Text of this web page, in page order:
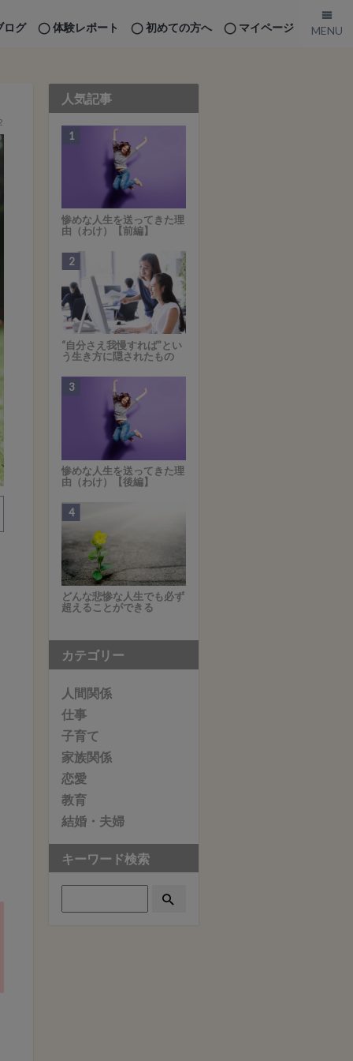
マイページ
初めての方へ
体験レポート
ログ
人気記事
惨めな人生を送ってきた理
由（わけ）【前編】
“自分さえ我慢すれば”とい
う生き方に隠されたもの
惨めな人生を送ってきた理
由（わけ）【後編】
どんな悲惨な人生でも必ず
超えることができる
カテゴリー
人間関係
仕事
子育て
家族関係
恋愛
教育
結婚・夫婦
キーワード検索